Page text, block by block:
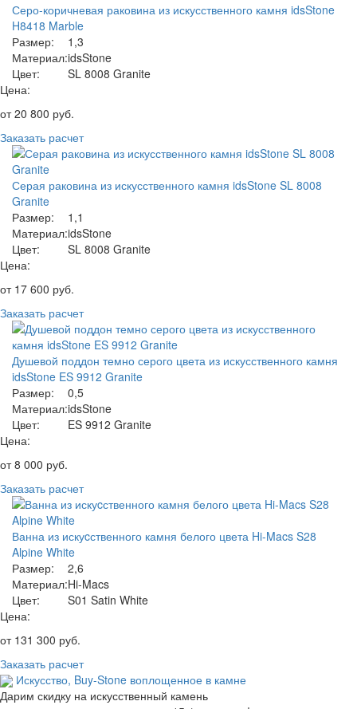
Серо-коричневая раковина из искусственного камня idsStone
H8418 Marble
Размер:
1,3
Материал:idsStone
Цвет:
SL 8008 Granite
Цена:
от20 800 руб.
Заказать расчет
Серая раковина из искусственного камня idsStone SL 8008
Granite
Размер:
1,1
Материал:idsStone
Цвет:
SL 8008 Granite
Цена:
от 17 600 руб.
Заказать расчет
Душевой поддон темно серого цвета из искусственного камня
idsStone ES 9912 Granite
Размер:
0,5
Материал:idsStone
Цвет:
ES 9912 Granite
Цена:
от8 000 руб.
Заказать расчет
Ванна из искуcственного камня белого цвета Hi-Macs S28
Alpine White
Размер:
2,6
Материал:Hi-Macs
Цвет:
S01 Satin White
Цена:
от 131 300 руб.
Заказать расчет
Искусство, Buy-Stone воплощенное в камне
Дарим скидку на искусственный камень